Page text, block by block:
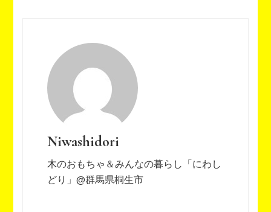
Niwashidori
木のおもちゃ＆みんなの暮らし「にわし
どり」@群馬県桐生市